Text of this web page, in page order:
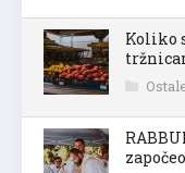
Koliko